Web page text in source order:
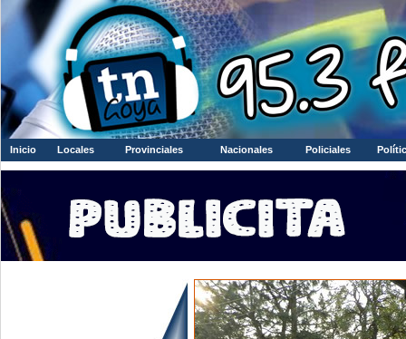
Inicio Locales Provinciales Nacionales Policiales